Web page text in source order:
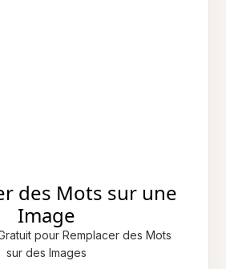
des Mots sur une
Image
pour Remplacer des Mots
sur des Images